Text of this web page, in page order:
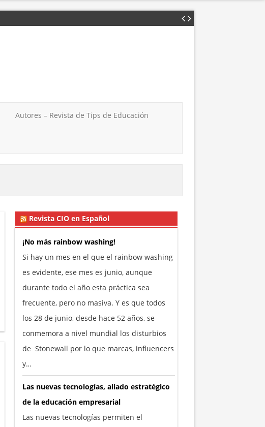
Autores – Revista de Tips de Educación
Revista CIO en Español
¡No más rainbow washing!
Si hay un mes en el que el rainbow washing
es evidente, ese mes es junio, aunque
durante todo el año esta práctica sea
frecuente, pero no masiva. Y es que todos
los 28 de junio, desde hace 52 años, se
conmemora a nivel mundial los disturbios
de Stonewall por lo que marcas, influencers
y…
Las nuevas tecnologías, aliado estratégico
de la educación empresarial
Las nuevas tecnologías permiten el